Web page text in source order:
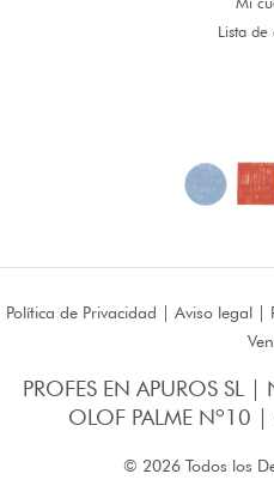
Lista de
Política de Privacidad | Aviso legal|
PROFES EN APUROS
OLOF PALME Nº10
© 2026 Todos los